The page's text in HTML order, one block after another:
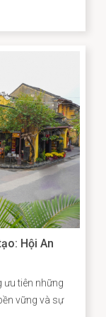
Di sản văn
con đường
Nơi có di
tu với sự hợp
400 năm
tộc trên
Hội An
ưu tiên những
vững và sự